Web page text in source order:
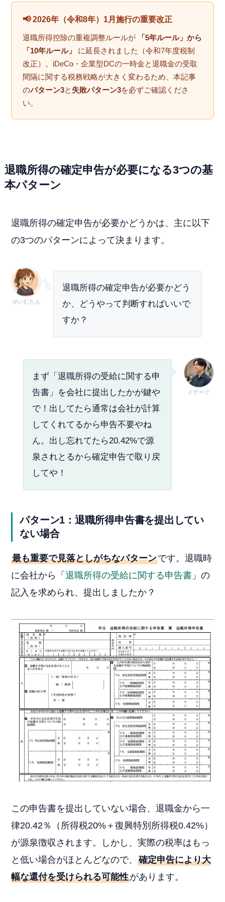
📢 2026年（令和8年）1月施行の重要改正
退職所得控除の重複調整ルールが
「5年ルール」から
「10年ルール」
に延長されました（令和7年度税制
改正）。iDeCo・企業型DCの一時金と退職金の受取
間隔に関する税務戦略が大きく変わるため、本記事
のパターン3と 失敗パターン3を必ずご確認くださ
い。
退職所得の確定申告が必要になる3つの基
本パターン
退職所得の確定申告が必要かどうかは、主に以下
の3つのパターンによって決まります。
ぜいむたん
退職所得の確定申告が必要かどう
か、どうやって判断すればいいで
すか？
イザーク
まず「退職所得の受給に関する申
告書」を会社に提出したかが鍵や
で！出してたら通常は会社が計算
してくれてるから申告不要やね
ん。出し忘れてたら20.42%で源
泉されとるから確定申告で取り戻
してや！
パターン1：退職所得申告書を提出してい
ない場合
最も重要で見落としがちなパターンです。退職時
に会社から「退職所得の受給に関する申告書 」の
記入を求められ、提出しましたか？
この申告書を提出していない場合、退職金から一
律20.42％（所得税20%＋復興特別所得税0.42%）
が源泉徴収されます。しかし、実際の税率はもっ
と低い場合がほとんどなので、確定申告により大
幅な還付を受けられる可能性があります。